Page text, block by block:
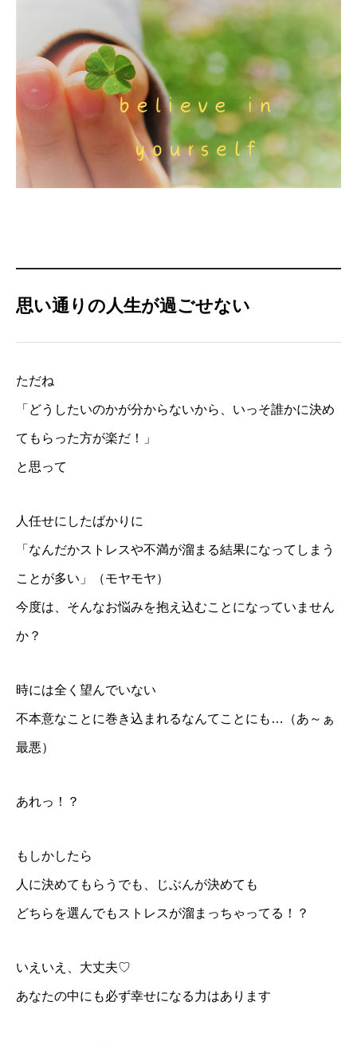
思い通りの人生が過ごせない
ただね
「どうしたいのかが分からないから、いっそ誰かに決め
てもらった方が楽だ！」
と思って
人任せにしたばかりに
「なんだかストレスや不満が溜まる結果になってしまう
ことが多い」（モヤモヤ）
今度は、そんなお悩みを抱え込むことになっていません
か？
時には全く望んでいない
不本意なことに巻き込まれるなんてことにも…（あ～ぁ
最悪）
あれっ！？
もしかしたら
人に決めてもらうでも、じぶんが決めても
どちらを選んでもストレスが溜まっちゃってる！？
いえいえ、大丈夫♡
あなたの中にも必ず幸せになる力はあります